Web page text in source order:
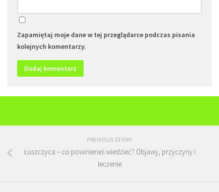
Zapamiętaj moje dane w tej przeglądarce podczas pisania
kolejnych komentarzy.
PREVIOUS STORY
Łuszczyca – co powinieneś wiedzieć? Objawy, przyczyny i
leczenie